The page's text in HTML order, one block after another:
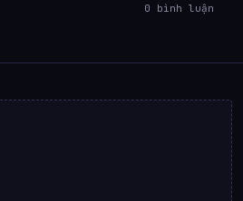
0 bình luận